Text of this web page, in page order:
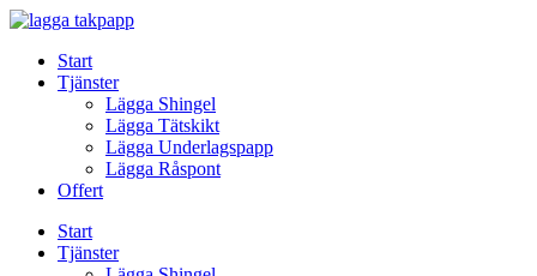
Skip
contentStart
Tjänster
Lägga Shingel
Lägga Tätskikt
Lägga Underlagspapp
Lägga Råspont
Offert
Start
Tjänster